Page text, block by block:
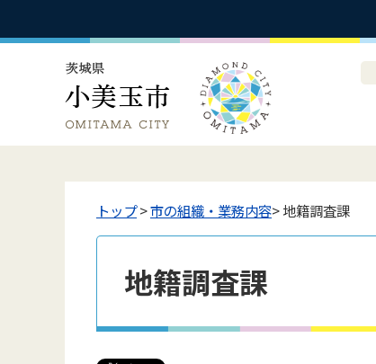
トップ>市の組織・業務内容> 地籍調査課
地籍調査課